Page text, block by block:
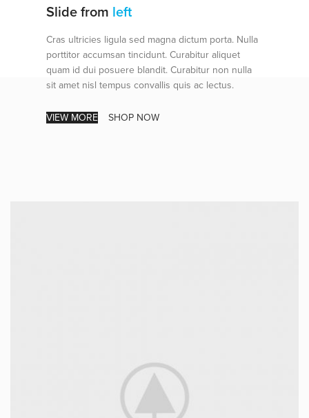
Slide from left
Cras ultricies ligula sed magna dictum porta. Nulla
porttitor accumsan tincidunt. Curabitur aliquet
quam id dui posuere blandit. Curabitur non nulla
sit amet nisl tempus convallis quis ac lectus.
VIEW MORE SHOP NOW